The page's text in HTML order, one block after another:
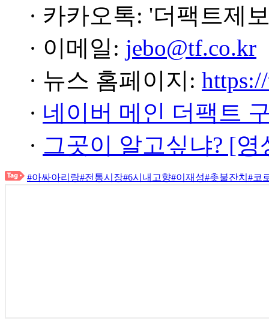
· 카카오톡: '더팩트제
· 이메일: jebo@tf.co.kr
· 뉴스 홈페이지:
· 네이버 메인 더팩트
· 그곳이 알고싶냐? [
#아싸아리랑#전통시장#6시내고향#이재성#촛불잔치 #코